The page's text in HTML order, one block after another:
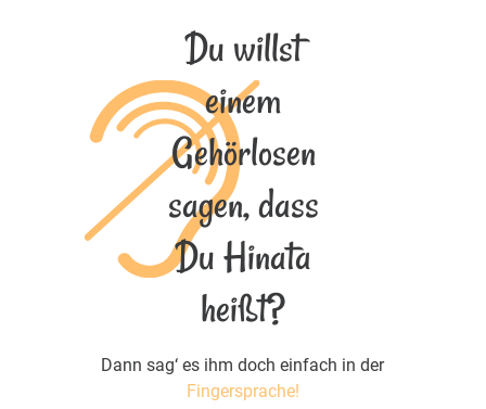
Du willst
einem
Gehörlosen
sagen, dass
Du Hinata
heißt?
Dann sag‘ es ihm doch einfach in der
Fingersprache!